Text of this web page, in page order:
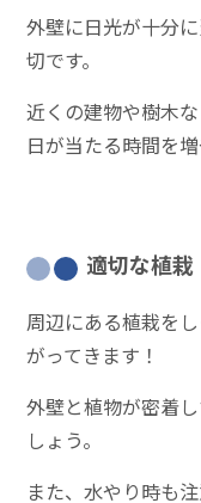
外壁に日光が十分
切です。
近くの建物や樹木
日が当たる時間を増
適切な植栽
周辺にある植栽を
がってきます！
外壁と植物が密着
しょう。
また、水やり時も